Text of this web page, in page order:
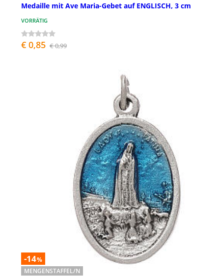
Medaille mit Ave Maria-Gebet auf ENGLISCH, 3 cm
VORRÄTIG
€ 0,85 € 0,99
-14%
MENGENSTAFFEL/N